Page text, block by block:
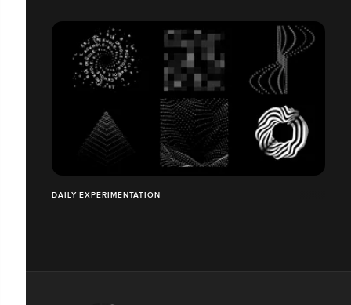
DAILY EXPERIMENTATION